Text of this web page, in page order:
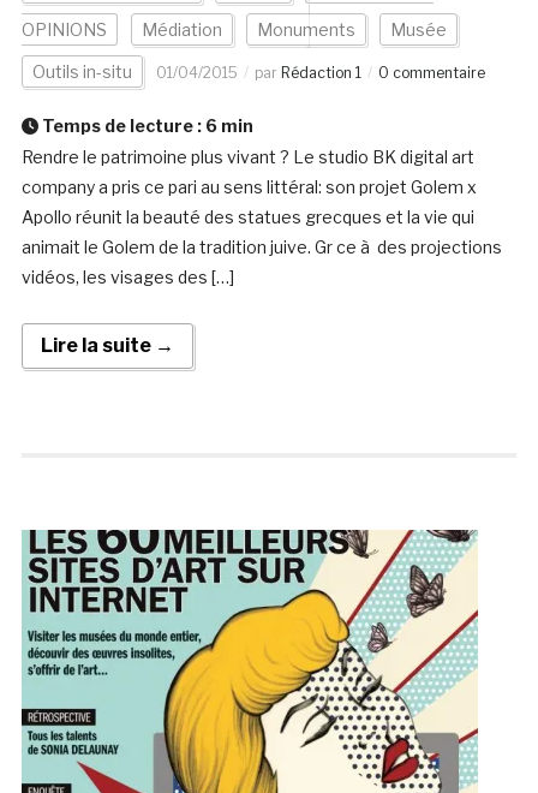
OPINIONS Médiation Monuments Musée
Outils in-situ 01/04/2015 par Rédaction 1 0 commentaire
Temps de lecture : 6 min
Rendre le patrimoine plus vivant ? Le studio BK digital art
company a pris ce pari au sens littéral: son projet Golem x
Apollo réunit la beauté des statues grecques et la vie qui
animait le Golem de la tradition juive. Gr ce à des projections
vidéos, les visages des […]
Lire la suite →